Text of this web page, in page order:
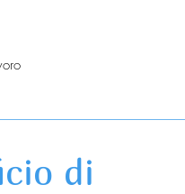
di